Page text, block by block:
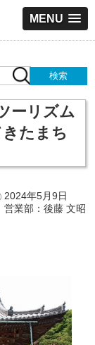
MENU
ーリズム
たまち
2024年5月9日
営業部：後藤 文昭